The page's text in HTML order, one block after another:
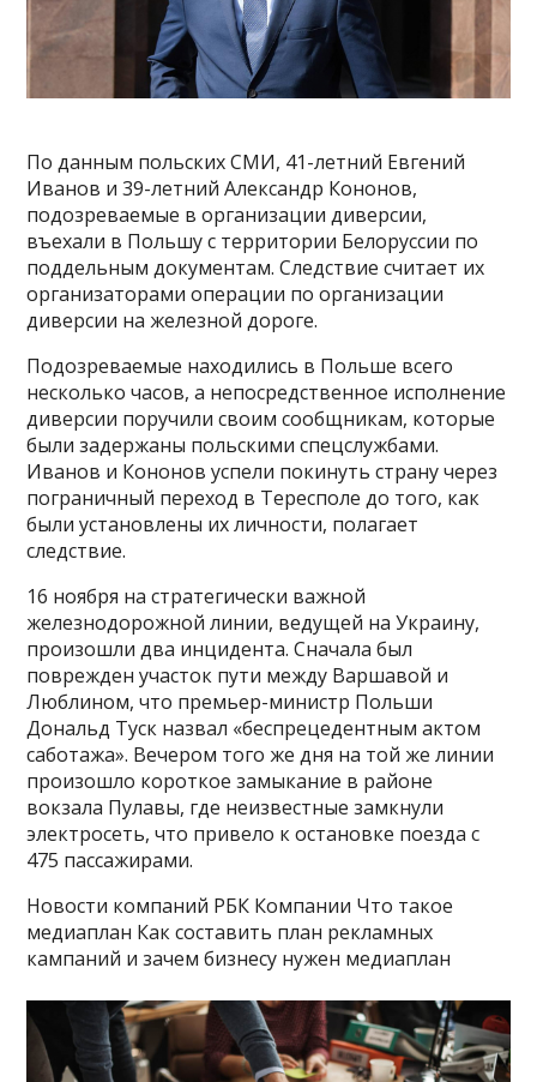
По данным польских СМИ, 41-летний Евгений
Иванов и 39-летний Александр Кононов,
подозреваемые в организации диверсии,
въехали в Польшу с территории Белоруссии по
поддельным документам. Следствие считает их
организаторами операции по организации
диверсии на железной дороге.
Подозреваемые находились в Польше всего
несколько часов, а непосредственное исполнение
диверсии поручили своим сообщникам, которые
были задержаны польскими спецслужбами.
Иванов и Кононов успели покинуть страну через
пограничный переход в Тересполе до того, как
были установлены их личности, полагает
следствие.
16 ноября на стратегически важной
железнодорожной линии, ведущей на Украину,
произошли два инцидента. Сначала был
поврежден участок пути между Варшавой и
Люблином, что премьер-министр Польши
Дональд Туск назвал «беспрецедентным актом
саботажа». Вечером того же дня на той же линии
произошло короткое замыкание в районе
вокзала Пулавы, где неизвестные замкнули
электросеть, что привело к остановке поезда с
475 пассажирами.
Новости компаний РБК Компании Что такое
медиаплан Как составить план рекламных
кампаний и зачем бизнесу нужен медиаплан